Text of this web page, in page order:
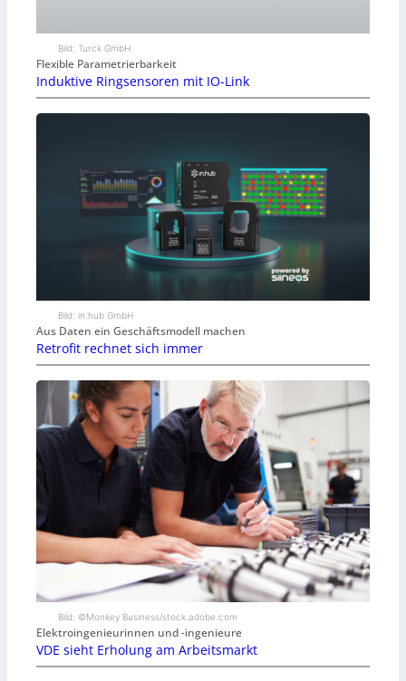
Bild: Turck GmbH
Flexible Parametrierbarkeit
Induktive Ringsensoren mit IO-Link
Bild: in.hub GmbH
Aus Daten ein Geschäftsmodell machen
Retrofit rechnet sich immer
Bild: ©Monkey Business/stock.adobe.com
Elektroingenieurinnen und -ingenieure
VDE sieht Erholung am Arbeitsmarkt